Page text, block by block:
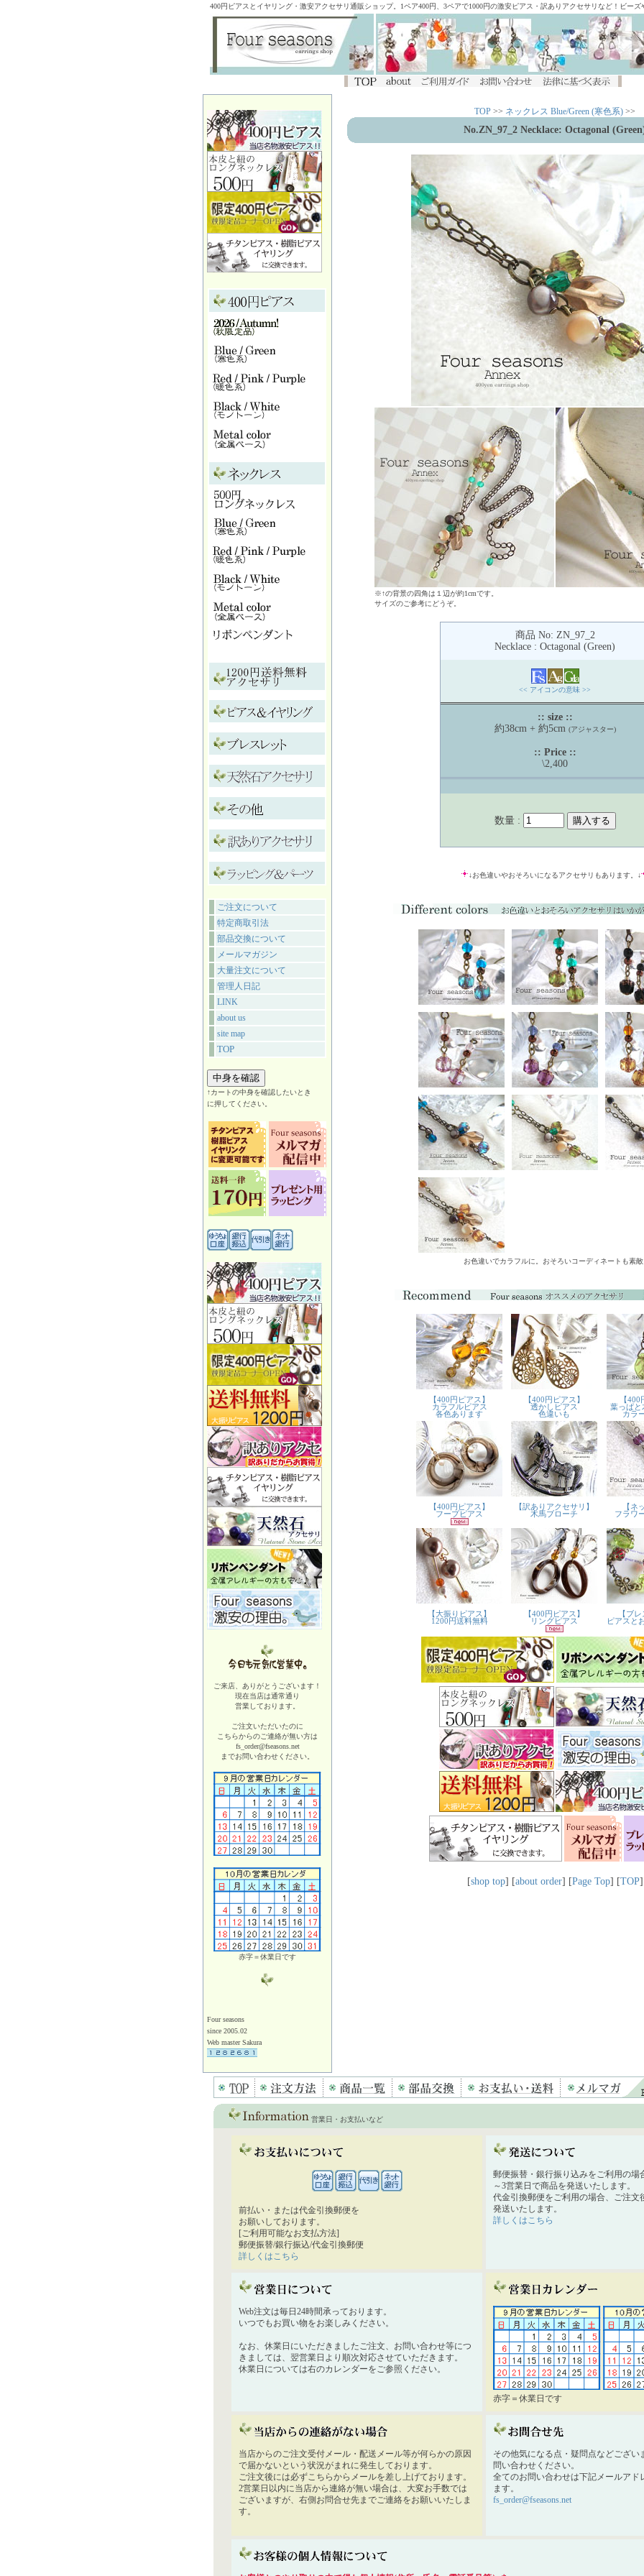
400円ピアスとイヤリング・激安アクセサリ通販ショップ。1ペア400円、3ペアで1000円の激安ピアス・訳ありアクセサリなど！ビー
ご注文について
特定商取引法
部品交換について
メールマガジン
大量注文について
管理人日記
LINK
about us
site map
TOP
↑カートの中身を確認したいとき
に押してください。
ご来店、ありがとうございます！
現在当店は通常通り
営業しております。
ご注文いただいたのに
こちらからのご連絡が無い方は
fs_order@fseasons.net
までお問い合わせください。
赤字＝休業日です
Four seasons
since 2005.02
Web master Sakura
TOP >> ネックレス Blue/Green (寒色系) >>
No.ZN_97_2 Necklace: Octagonal
※↑の背景の四角は１辺が約1cmです。
サイズのご参考にどうぞ。
商品 No: ZN_97_2
Necklace : Octagonal (Green)
<< アイコンの意味 >>
:: size ::
約38cm + 約5cm (アジャスター)
:: Price ::
\2,400
数量 :
↓お色違いやおそろいになるアクセサリもあります。↓
お色違いでカラフルに。おそろいコーディネートも素敵
[shop top] [about order] [Page Top] [TOP]
営業日・お支払いなど
前払い・または代金引換郵便を
お願いしております。
[ご利用可能なお支払方法]
郵便振替/銀行振込/代金引換郵便
詳しくはこちら
郵便振替・銀行振り込みをご利用の場
～3営業日で商品を発送いたします。
代金引換郵便をご利用の場合、ご注文
発送いたします。
詳しくはこちら
Web注文は毎日24時間承っております。
いつでもお買い物をお楽しみください。
なお、休業日にいただきましたご注文、お問い合わせ等につ
きましては、翌営業日より順次対応させていただきます。
休業日については右のカレンダーをご参照ください。
赤字＝休業日です
当店からのご注文受付メール・配送メール等が何らかの原因
で届かないという状況がまれに発生しております。
ご注文後には必ずこちらからメールを差し上げております。
2営業日以内に当店から連絡が無い場合は、大変お手数では
ございますが、右側お問合せ先までご連絡をお願いいたしま
す。
その他気になる点・疑問点などござい
問い合わせください。
全てのお問い合わせは下記メールアド
ます。
fs_order@fseasons.net